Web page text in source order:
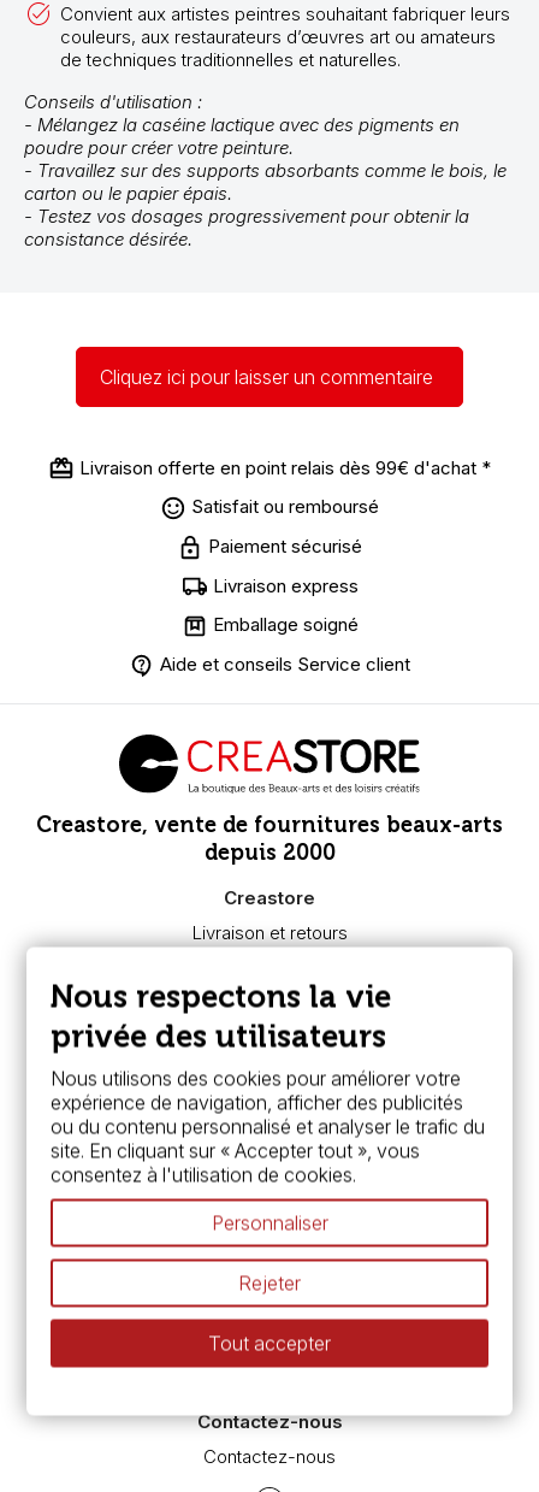
Convient aux artistes peintres souhaitant fabriquer leurs
couleurs, aux restaurateurs d’œuvres art ou amateurs
de techniques traditionnelles et naturelles.
Conseils d'utilisation :
- Mélangez la caséine lactique avec des pigments en
poudre pour créer votre peinture.
- Travaillez sur des supports absorbants comme le bois, le
carton ou le papier épais.
- Testez vos dosages progressivement pour obtenir la
consistance désirée.
Cliquez ici pour laisser un commentaire
Livraison offerte en point relais dès 99€ d'achat *
Satisfait ou remboursé
Paiement sécurisé
Livraison express
Emballage soigné
Aide et conseils Service client
Creastore, vente de fournitures beaux-arts
depuis 2000
Creastore
Livraison et retours
Paiement sécurisé
FAQ
Boutique à Angers
Services
Carte fidélité & avantages
Chèque cadeau, bon cadeaux
Devis & bon de commande
Pass culture - mode d'emploi
Nos promotions en cours
Espace conseils
L’aquarelle en tubes ou en godets ?
Le vocabulaire technique de l’aquarelle
Différence entre peinture Fine et Extra-fine
Préparer une toile pour peinture à l'huile et acrylique
Contactez-nous
Contactez-nous
Nous respectons la vie
privée des utilisateurs
Nous utilisons des cookies pour améliorer votre
expérience de navigation, afficher des publicités
ou du contenu personnalisé et analyser le trafic du
site. En cliquant sur « Accepter tout », vous
consentez à l'utilisation de cookies.
Personnaliser
Rejeter
Tout accepter